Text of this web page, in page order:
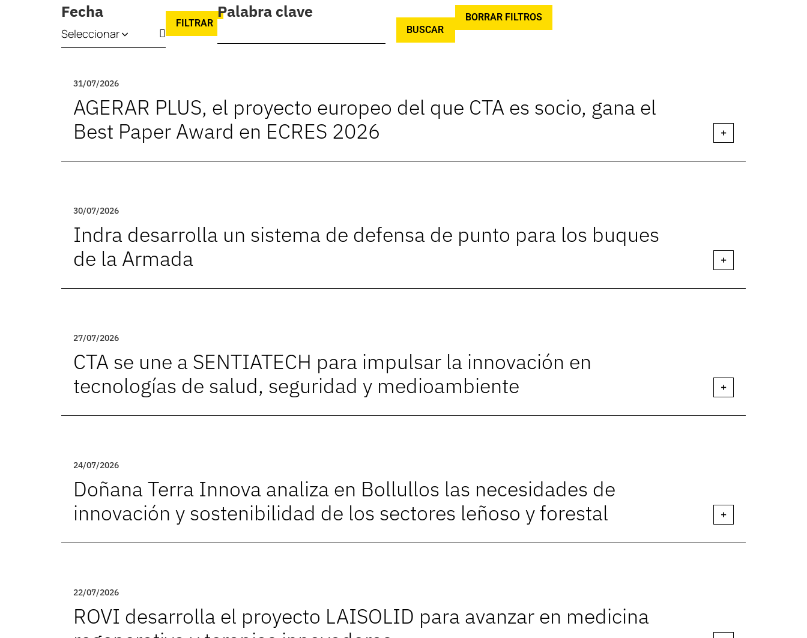
Fecha
Seleccionar
FILTRAR
Palabra clave
BUSCAR
BORRAR FILTROS
31/07/2026
AGERAR PLUS, el proyecto europeo del que CTA es socio, gana el
Best Paper Award en ECRES 2026
+
30/07/2026
Indra desarrolla un sistema de defensa de punto para los buques
de la Armada
+
27/07/2026
CTA se une a SENTIATECH para impulsar la innovación en
tecnologías de salud, seguridad y medioambiente
+
24/07/2026
Doñana Terra Innova analiza en Bollullos las necesidades de
innovación y sostenibilidad de los sectores leñoso y forestal
+
22/07/2026
ROVI desarrolla el proyecto LAISOLID para avanzar en medicina